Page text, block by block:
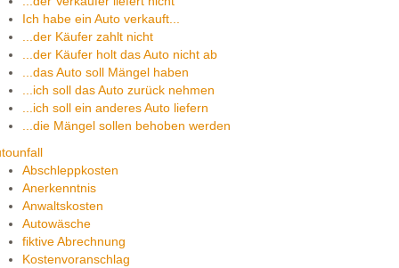
Ich habe ein Auto verkauft...
...der Käufer zahlt nicht
...der Käufer holt das Auto nicht ab
...das Auto soll Mängel haben
...ich soll das Auto zurück nehmen
...ich soll ein anderes Auto liefern
...die Mängel sollen behoben werden
Abschleppkosten
Anerkenntnis
Anwaltskosten
Autowäsche
fiktive Abrechnung
Kostenvoranschlag